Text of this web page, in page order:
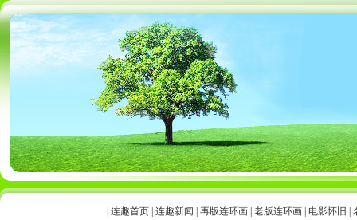
连趣首页| 连趣新闻 再版连环画| 老版连环画| 电影怀旧